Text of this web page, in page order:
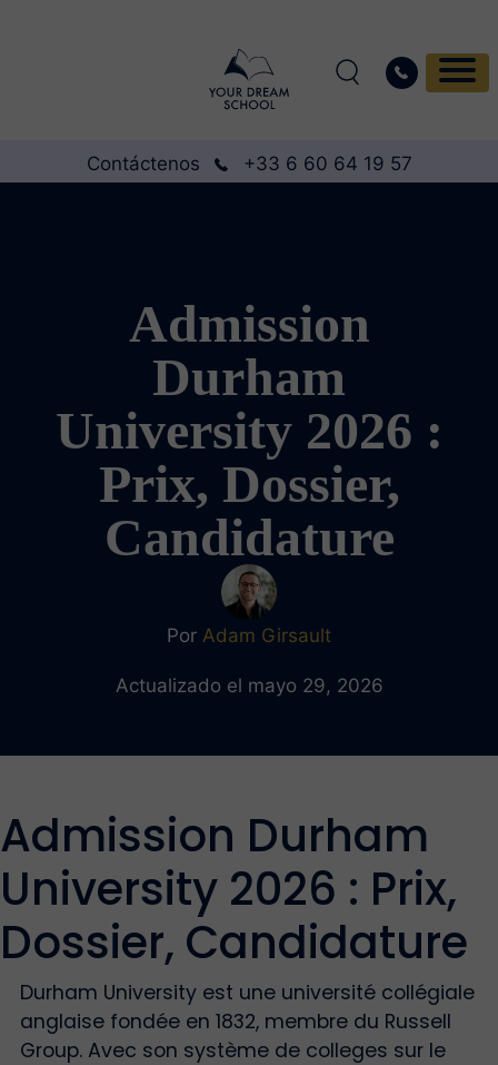
Contáctenos +33 6 60 64 19 57
Admission
Durham
University 2026 :
Prix, Dossier,
Candidature
Por Adam Girsault
Actualizado el mayo 29, 2026
Admission Durham
University 2026 : Prix,
Dossier, Candidature
Durham University est une université collégiale
anglaise fondée en 1832, membre du Russell
Group. Avec son système de colleges sur le